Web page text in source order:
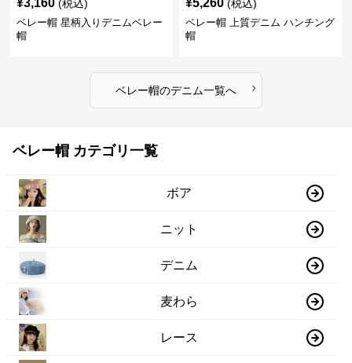
¥3,160 (税込)
ベレー帽 星柄入りデニムベレー
帽
¥5,260 (税込)
ベレー帽 上質デニム ハンチング
帽
ベレー帽のデニム一覧へ ›
ベレー帽 カテゴリ一覧
ボア
ニット
デニム
麦わら
レース